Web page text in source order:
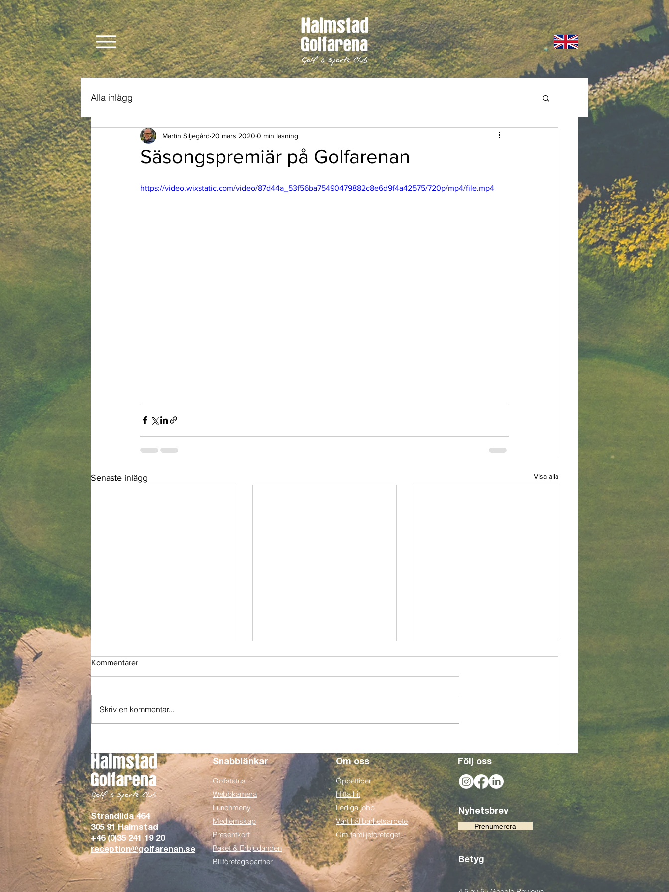
Alla inlägg
Säsongspremiär på Golfarenan
Martin Siljegård 20 mars 2020 0 min läsning
https://video.wixstatic.com/video/87d44a_53f56ba75490479882c8e6d9f4a42575/720p/mp4/file.mp4
Senaste inlägg Visa alla
Bistro
golf...
upplevelse
Kommentarer
Skriv en kommentar...
Strandlida 464
305 91 Halmstad
+46 (0)35 241 19 20
reception@golfarenan.se
Snabblänkar
Golfstatus
Webbkamera
Lunchmeny
Medlemskap
Presentkort
Paket & Erbjudanden
Bli företagspartner
Om oss
Öppettider
Hitta hit
Lediga jobb
Vårt hållbarhetsarbete
Om familjeföretaget
Följ oss
Nyhetsbrev
Prenumerera
Betyg